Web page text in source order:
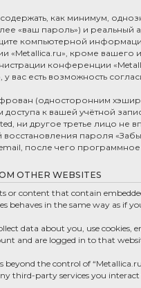
содержать, как минимум,
«ваш пароль») и
компьютерной
«Metallica.ru», кроме вашего
конференции
вас есть возможность
(односторонним
к вашей учётной
ни другое третье лицо
восстановления пароля
после чего
OTHER WEBSITES
or content that contain
behaves in the same way as if
data about you, use
and are logged in to that
beyond the control of
third-party services you